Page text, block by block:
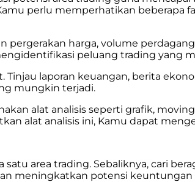
perlu memperhatikan beberapa
pergerakan harga, volume
peluang trading yang
laporan keuangan, berita
mungkin terjadi.
alat analisis seperti grafik,
alat analisis ini, Kamu dapat
area trading. Sebaliknya, cari
meningkatkan potensi keuntungan